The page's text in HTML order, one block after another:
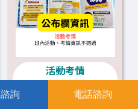
諮詢 電話諮詢
活動考情
資訊不錯過